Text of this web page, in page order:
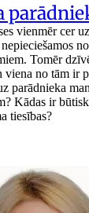
vienmēr cer
Tomēr
viena no tām ir
parādnieka
Kādas ir
tiesības?